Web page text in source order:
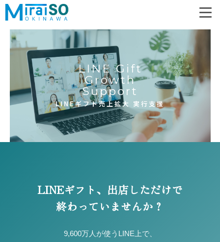
LINE Gift
Growth
Support
LINEギフト売上拡大 実行支援
LINEギフト、出店しただけで
終わっていませんか？
9,600万人が使うLINE上で、